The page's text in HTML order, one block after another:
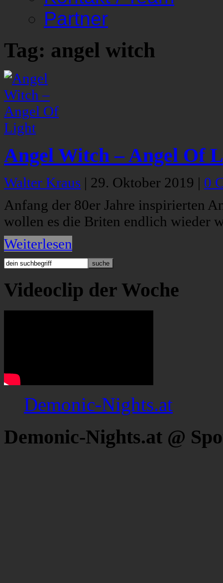
Partner
Tag: angel witch
Angel Witch – Angel Of
Walter Kraus | 29. Oktober 2019 | 0
Anfang der 80er Jahre inspirierten
wollen es die Briten endlich wieder
Weiterlesen
Videoclip der Woche
Demonic-Nights.at
Demonic-Nights.at @